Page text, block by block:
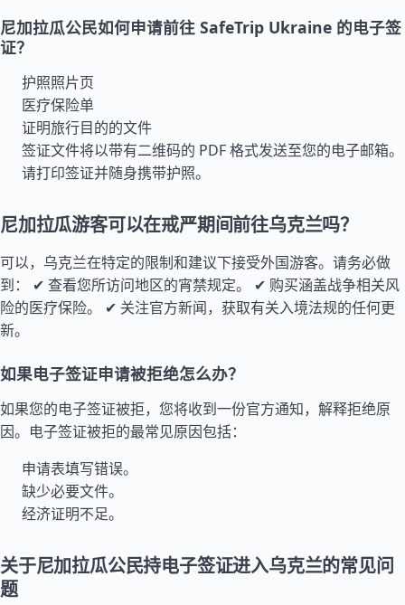
尼加拉瓜公民如何申请前往 SafeTrip Ukraine 的电子签
证？
护照照片页
医疗保险单
证明旅行目的的文件
签证文件将以带有二维码的 PDF 格式发送至您的电子邮箱。
请打印签证并随身携带护照。
尼加拉瓜游客可以在戒严期间前往乌克兰吗？
可以，乌克兰在特定的限制和建议下接受外国游客。请务必做
到： ✔ 查看您所访问地区的宵禁规定。 ✔ 购买涵盖战争相关风
险的医疗保险。 ✔ 关注官方新闻，获取有关入境法规的任何更
新。
如果电子签证申请被拒绝怎么办？
如果您的电子签证被拒，您将收到一份官方通知，解释拒绝原
因。电子签证被拒的最常见原因包括：
申请表填写错误。
缺少必要文件。
经济证明不足。
关于尼加拉瓜公民持电子签证进入乌克兰的常见问
题